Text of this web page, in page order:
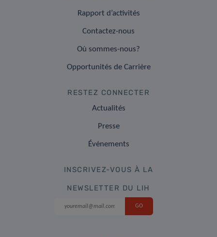
Rapport d’activités
Contactez-nous
Où sommes-nous?
Opportunités de Carrière
RESTEZ CONNECTER
Actualités
Presse
Événements
INSCRIVEZ-VOUS À LA
NEWSLETTER DU LIH